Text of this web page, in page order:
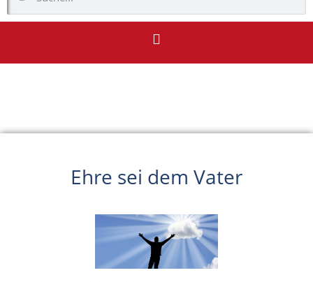
Ehre sei dem Vater